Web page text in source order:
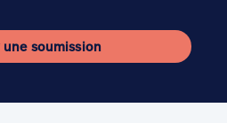
soumission